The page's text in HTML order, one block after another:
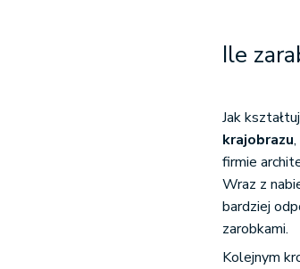
Ile
Jak
krajobrazu
firmie
Wraz z
bardziej
zarobkami.
Kolejnym